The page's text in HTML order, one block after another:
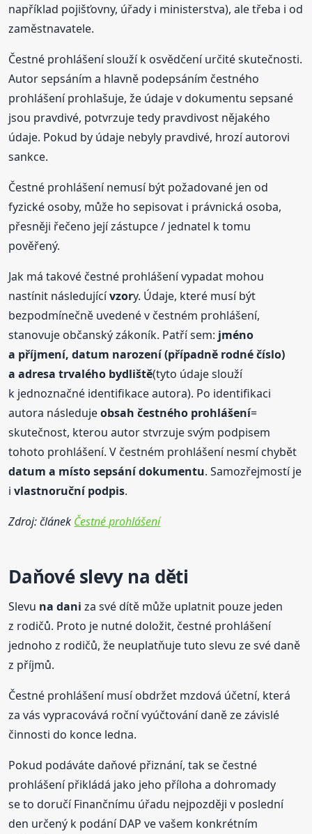
například pojišťovny, úřady i ministerstva), ale třeba i od
zaměstnavatele.
Čestné prohlášení slouží k osvědčení určité skutečnosti.
Autor sepsáním a hlavně podepsáním čestného
prohlášení prohlašuje, že údaje v dokumentu sepsané
jsou pravdivé, potvrzuje tedy pravdivost nějakého
údaje. Pokud by údaje nebyly pravdivé, hrozí autorovi
sankce.
Čestné prohlášení nemusí být požadované jen od
fyzické osoby, může ho sepisovat i právnická osoba,
přesněji řečeno její zástupce / jednatel k tomu
pověřený.
Jak má takové čestné prohlášení vypadat mohou
nastínit následujícívzory. Údaje, které musí být
bezpodmínečně uvedené v čestném prohlášení,
stanovuje občanský zákoník. Patří sem: jméno
a příjmení, datum narození (případně rodné číslo)
a adresa trvalého bydliště(tyto údaje slouží
k jednoznačné identifikace autora). Po identifikaci
autora následujeobsah čestného prohlášení=
skutečnost, kterou autor stvrzuje svým podpisem
tohoto prohlášení. V čestném prohlášení nesmí chybět
datum a místo sepsání dokumentu. Samozřejmostí je
ivlastnoruční podpis.
Zdroj: článek Čestné prohlášení
Daňovéslevyna děti
Slevu na dani za své dítě může uplatnit pouze jeden
z rodičů. Proto je nutné doložit, čestné prohlášení
jednoho z rodičů, že neuplatňuje tuto slevu ze své daně
z příjmů.
Čestné prohlášení musí obdržet mzdová účetní, která
za vás vypracovává roční vyúčtování daně ze závislé
činnosti do konce ledna.
Pokud podáváte daňové přiznání, tak se čestné
prohlášení přikládá jako jeho příloha a dohromady
se to doručí Finančnímu úřadu nejpozději v poslední
den určený k podání DAP ve vašem konkrétním